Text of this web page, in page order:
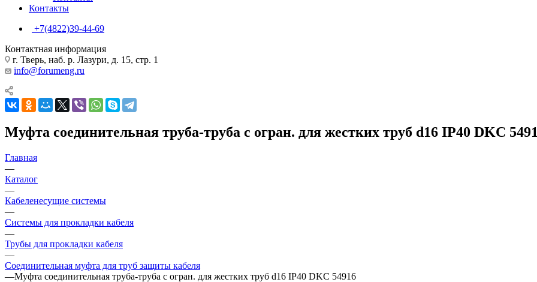
Контакты
+7(4822)39-44-69
Контактная информация
г. Тверь, наб. р. Лазури, д. 15, стр. 1
info@forumeng.ru
Муфта соединительная труба-труба с огран. для жестких труб d16 IP40 DKC
Главная
—
Каталог
—
Кабеленесущие системы
—
Системы для прокладки кабеля
—
Трубы для прокладки кабеля
—
Соединительная муфта для труб защиты кабеля
—Муфта соединительная труба-труба с огран. для жестких труб d16 IP40 DKC 54916